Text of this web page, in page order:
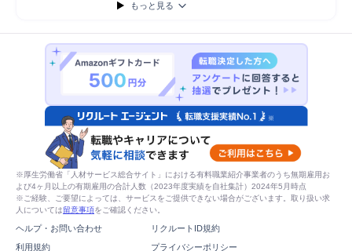
もっと見る
※厚生労働省「人材サービス総合サイト」における有料職業紹介事業者のうち無期雇用お
よび4ヶ月以上の有期雇用の合計人数（2023年度実績を自社集計）2024年5月時点
※ご経験、ご要望によっては、サービスをご提供できない場合がございます。取り扱い求
人については留意事項をご確認ください。
ヘルプ・お問い合わせ
リクルートID規約
利用規約
プライバシーポリシー